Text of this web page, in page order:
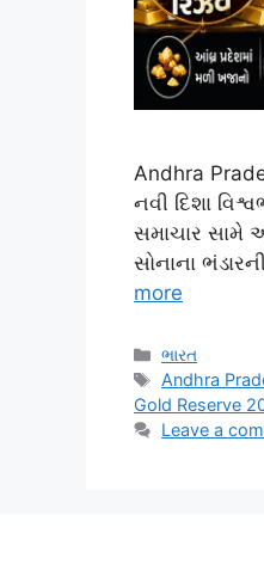
Andhra
નવી દિશા
સમાચાર સામે
સોનાના
more
Categories
ભારત
Tags
Andhra
Gold Reserve
Leave a